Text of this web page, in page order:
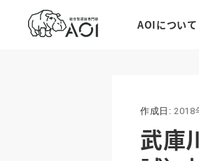
AOIについて
作成日: 2018
武庫